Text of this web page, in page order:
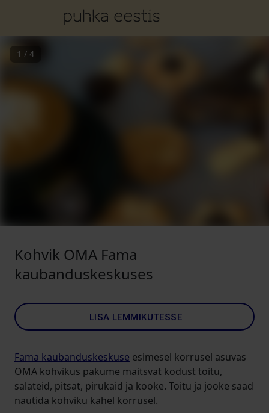
1 / 4
Kohvik OMA Fama
kaubanduskeskuses
LISA LEMMIKUTESSE
Fama kaubanduskeskuse esimesel korrusel asuvas
OMA kohvikus pakume maitsvat kodust toitu,
salateid, pitsat, pirukaid ja kooke. Toitu ja jooke saad
nautida kohviku kahel korrusel.